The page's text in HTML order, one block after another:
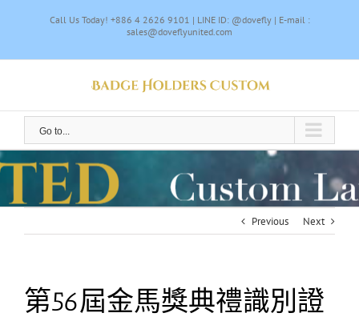
Call Us Today! +886 4 2626 9101 | LINE ID: @dovefly | E-mail :
sales@doveflyunited.com
Go to...
Previous Next
第56屆金馬獎典禮識別證